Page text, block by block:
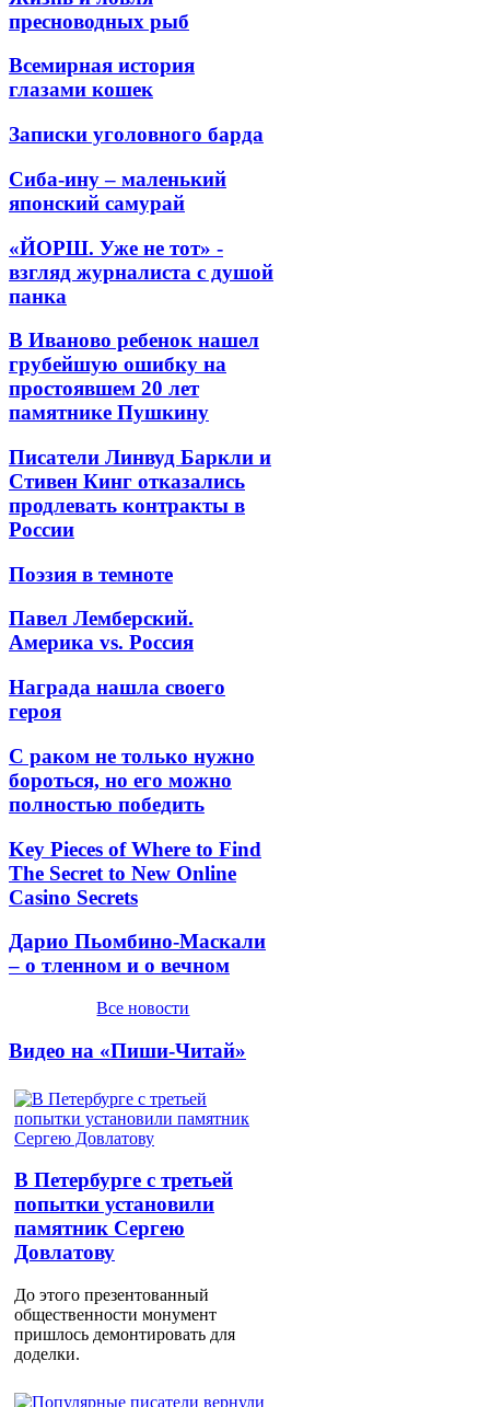
пресноводных рыб
Всемирная история
глазами кошек
Записки уголовного барда
Сиба-ину – маленький
японский самурай
«ЙОРШ. Уже не тот» -
взгляд журналиста с душой
панка
В Иваново ребенок нашел
грубейшую ошибку на
простоявшем 20 лет
памятнике Пушкину
Писатели Линвуд Баркли и
Стивен Кинг отказались
продлевать контракты в
России
Поэзия в темноте
Павел Лемберский.
Америка vs. Россия
Награда нашла своего
героя
С раком не только нужно
бороться, но его можно
полностью победить
Key Pieces of Where to Find
The Secret to New Online
Casino Secrets
Дарио Пьомбино-Маскали
– о тленном и о вечном
Все новости
Видео на «Пиши-Читай»
В Петербурге с третьей
попытки установили
памятник Сергею
Довлатову
До этого презентованный
общественности монумент
пришлось демонтировать для
доделки.